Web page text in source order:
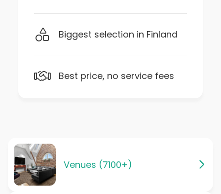
Biggest selection in Finland
Best price, no service fees
Venues (7100+)